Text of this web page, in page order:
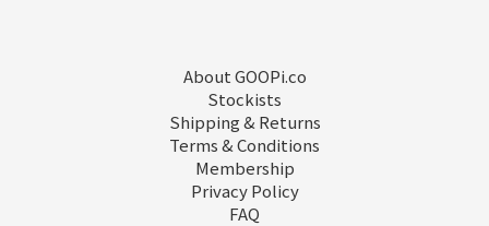
About GOOPi.co
Stockists
Shipping & Returns
Terms & Conditions
Membership
Privacy Policy
FAQ